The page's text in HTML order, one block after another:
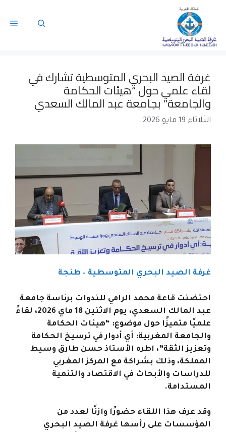
غرفة الصيد البحري المتوسطية تشارك في
لقاء علمي حول “هيئات الحكامة
والجامعة” بجامعة عبد المالك السعدي
الثلاثاء 19 مايو 2026
غرفة الصيد البحري المتوسطية – طنجة
احتضنت قاعة محمد الرامي للندوات برئاسة جامعة
عبد المالك السعدي، يوم الاثنين 18 ماي 2026، لقاءً
علميًا متميزًا حول موضوع: “هيئات الحكامة
والجامعة المغربية: أي أدوار في ترسيخ الحكامة
وتعزيز الثقة”، اطره الأستاذ حسن طارق وسيط
المملكة، وذلك بشراكة مع المركز المغربي
للدراسات والأبحاث في الاقتصاد والتنمية
المستدامة.
وقد عرف هذا اللقاء حضورًا وازنًا لعدد من
المؤسسات على رأسها غرفة الصيد البحري